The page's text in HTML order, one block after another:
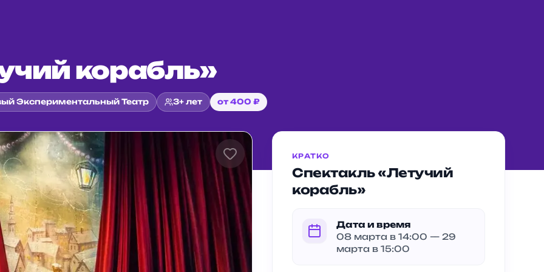
корабль»
Экспериментальный Театр 3+ лет от 400 ₽
КРАТКО
Спектакль «Летучий
корабль»
Дата и время
08 марта в 14:00 — 29
марта в 15:00